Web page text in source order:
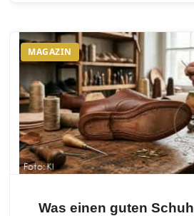
MAGAZIN
Was einen guten Schuh